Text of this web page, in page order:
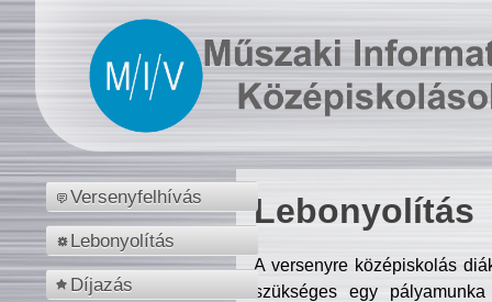
Versenyfelhívás
Lebonyolítás
Díjazás
Lebonyolítás
A versenyre középiskolás
szükséges egy